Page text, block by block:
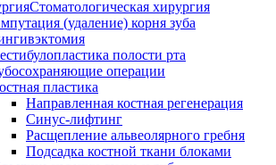
Стоматологическая хирургия
(удаление) корня зуба
полости рта
операции
пластика
Направленная костная регенерация
Синус-лифтинг
Расщепление альвеолярного гребня
Подсадка костной ткани блоками